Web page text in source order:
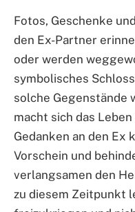
Fotos, Geschenke
den Ex-Partner
oder werden
symbolisches
solche Gegenstände
macht sich das
Gedanken an den Ex
Vorschein und
verlangsamen den
zu diesem Zeitpunkt